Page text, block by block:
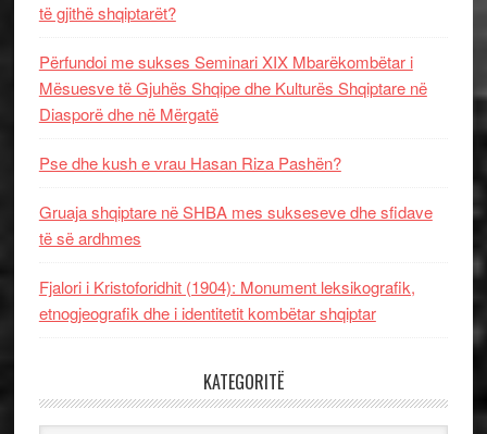
të gjithë shqiptarët?
Përfundoi me sukses Seminari XIX Mbarëkombëtar i
Mësuesve të Gjuhës Shqipe dhe Kulturës Shqiptare në
Diasporë dhe në Mërgatë
Pse dhe kush e vrau Hasan Riza Pashën?
Gruaja shqiptare në SHBA mes sukseseve dhe sfidave
të së ardhmes
Fjalori i Kristoforidhit (1904): Monument leksikografik,
etnogjeografik dhe i identitetit kombëtar shqiptar
KATEGORITË